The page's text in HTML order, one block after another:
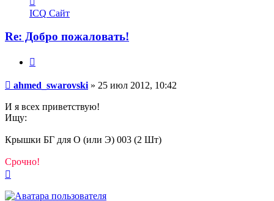
информация
пользователя
ahmed_swarovski
ICQ Сайт
Re: Добро пожаловать!
Сообщение
ahmed_swarovski » 25 июл 2012, 10:42
И я всех приветствую!
Ищу:
Крышки БГ для О (или Э) 003 (2 Шт)
Срочно!
началу